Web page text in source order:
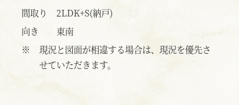
間取り
2LDK+S(納戸)
向き
東南
※
現況と図面が相違する場合は、現況を優先さ
せていただきます。